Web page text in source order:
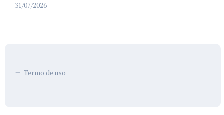
31/07/2026
Termo de uso